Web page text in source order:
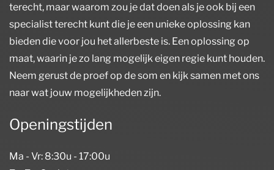
terecht, maar waarom zou je dat doen als je ook bij een
specialist terecht kunt die je een unieke oplossing kan
bieden die voor jou het allerbeste is. Een oplossing op
maat, waarin je zo lang mogelijk eigen regie kunt houden.
Neem gerust de proef op de som en kijk samen met ons
naar wat jouw mogelijkheden zijn.
Openingstijden
Ma - Vr: 8:30u - 17:00u